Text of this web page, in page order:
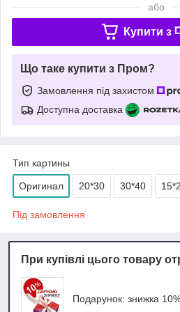
або
Купити з
Що таке купити з Пром?
Замовлення під захистом
Доступна доставка
Тип картины
Оригинал 20*30 30*40
Під замовлення
При купівлі цього товару
Подарунок: знижка